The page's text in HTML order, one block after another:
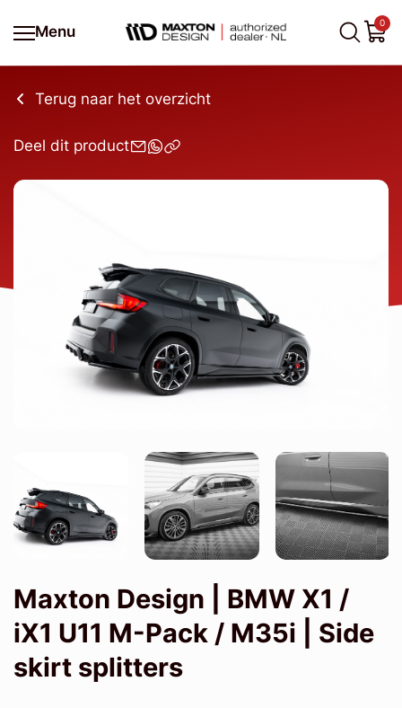
Menu
0
Terug naar het overzicht
Deel dit product
Maxton Design | BMW X1 /
iX1 U11 M-Pack / M35i | Side
skirt splitters